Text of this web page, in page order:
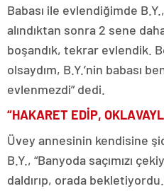
Babası ile evlendiğimde
alındıktan sonra 2 sene
boşandık, tekrar evlendik.
olsaydım, B.Y.’nin babası
evlenmezdi” dedi.
“HAKARET EDİP,
Üvey annesinin kendisine
B.Y., “Banyoda saçımızı
daldırıp, orada